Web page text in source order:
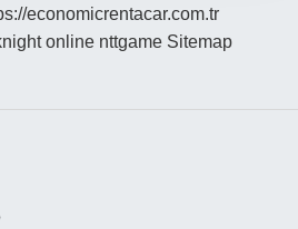
economicrentacar.com.tr
online nttgame Sitemap